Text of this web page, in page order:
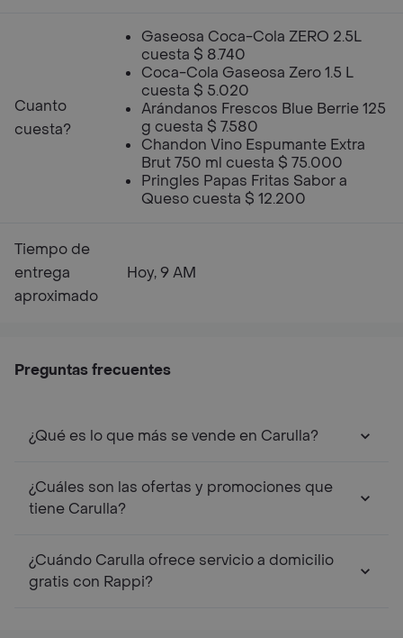
Cuanto
cuesta?
Gaseosa Coca-Cola ZERO 2.5L
cuesta $ 8.740
Coca-Cola Gaseosa Zero 1.5 L
cuesta $ 5.020
Arándanos Frescos Blue Berrie 125
g cuesta $ 7.580
Chandon Vino Espumante Extra
Brut 750 ml cuesta $ 75.000
Pringles Papas Fritas Sabor a
Queso cuesta $ 12.200
Tiempo de
entrega
aproximado
Hoy, 9 AM
Preguntas frecuentes
¿Qué es lo que más se vende en Carulla?
¿Cuáles son las ofertas y promociones que
tiene Carulla?
¿Cuándo Carulla ofrece servicio a domicilio
gratis con Rappi?